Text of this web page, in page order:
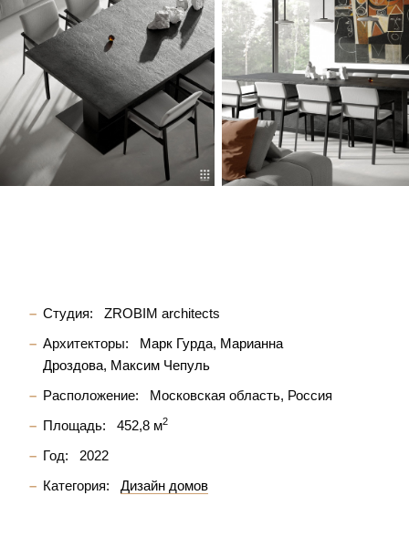
Студия:
ZROBIM architects
Архитекторы:
Марк Гурда Марианна
Дроздова Максим Чепуль
Расположение:
Московская область, Россия
Площадь:
452,8 м2
Год:
2022
Категория:
Дизайн домов